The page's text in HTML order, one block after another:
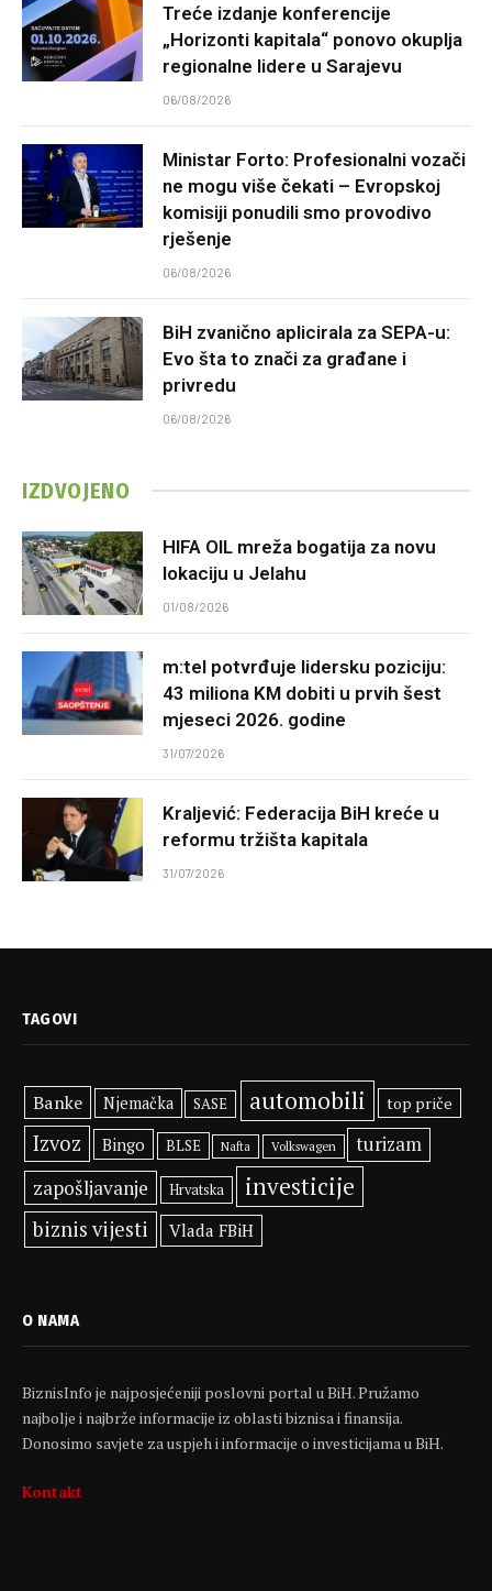
Treće izdanje konferencije
„Horizonti kapitala“ ponovo okuplja
regionalne lidere u Sarajevu
06/08/2026
Ministar Forto: Profesionalni vozači
ne mogu više čekati – Evropskoj
komisiji ponudili smo provodivo
rješenje
06/08/2026
BiH zvanično aplicirala za SEPA-u:
Evo šta to znači za građane i
privredu
06/08/2026
IZDVOJENO
HIFA OIL mreža bogatija za novu
lokaciju u Jelahu
01/08/2026
m:tel potvrđuje lidersku poziciju:
43 miliona KM dobiti u prvih šest
mjeseci 2026. godine
31/07/2026
Kraljević: Federacija BiH kreće u
reformu tržišta kapitala
31/07/2026
TAGOVI
Banke Njemačka SASE automobili top priče
Izvoz Bingo BLSE Nafta Volkswagen turizam
zapošljavanje Hrvatska investicije
biznis vijesti Vlada FBiH
O NAMA
BiznisInfo je najposjećeniji poslovni portal u BiH. Pružamo
najbolje i najbrže informacije iz oblasti biznisa i finansija.
Donosimo savjete za uspjeh i informacije o investicijama u BiH.
Kontakt